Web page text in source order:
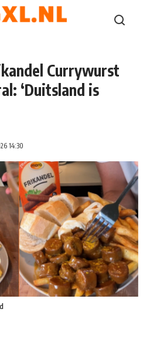
Currywurst
‘Duitsland is
14:30